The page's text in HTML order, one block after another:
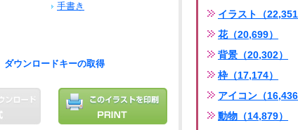
手書き
ダウンロードキーの取得
イラスト（22,351
花（20,699）
背景（20,302）
枠（17,174）
アイコン（16,436
動物（14,879）